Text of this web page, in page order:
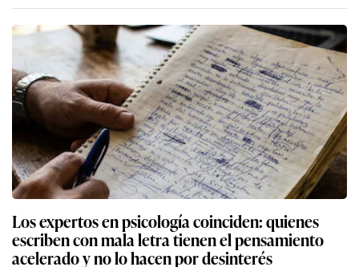
Los expertos en psicología coinciden: quienes
escriben con mala letra tienen el pensamiento
acelerado y no lo hacen por desinterés